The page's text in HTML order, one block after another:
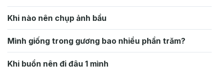
Khi nào nên chụp ảnh bầu
Mình giống trong gương bao nhiều phần trăm?
Khi buồn nên đi đâu 1 mình